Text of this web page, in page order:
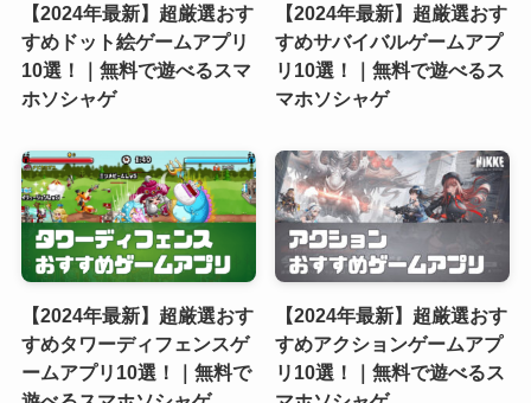
【2024年最新】超厳選おす
すめドット絵ゲームアプリ
10選！｜無料で遊べるスマ
ホソシャゲ
【2024年最新】超厳選おす
すめサバイバルゲームアプ
リ10選！｜無料で遊べるス
マホソシャゲ
【2024年最新】超厳選おす
すめタワーディフェンスゲ
ームアプリ10選！｜無料で
【2024年最新】超厳選おす
すめアクションゲームアプ
リ10選！｜無料で遊べるス